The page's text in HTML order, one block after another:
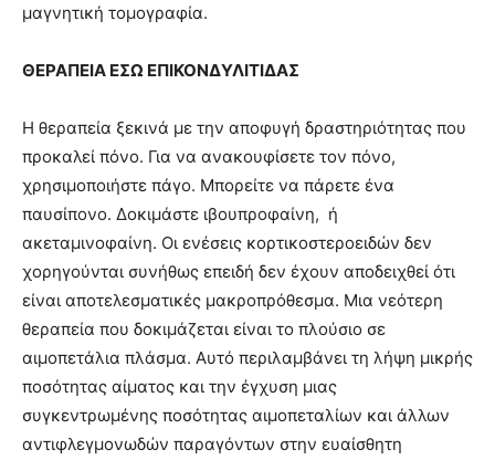
μαγνητική τομογραφία.
ΘΕΡΑΠΕΙΑ ΕΣΩ ΕΠΙΚΟΝΔΥΛΙΤΙΔΑΣ
Η θεραπεία ξεκινά με την αποφυγή δραστηριότητας που
προκαλεί πόνο. Για να ανακουφίσετε τον πόνο,
χρησιμοποιήστε πάγο. Μπορείτε να πάρετε ένα
παυσίπονο. Δοκιμάστε ιβουπροφαίνη, ή
ακεταμινοφαίνη. Οι ενέσεις κορτικοστεροειδών δεν
χορηγούνται συνήθως επειδή δεν έχουν αποδειχθεί ότι
είναι αποτελεσματικές μακροπρόθεσμα. Μια νεότερη
θεραπεία που δοκιμάζεται είναι το πλούσιο σε
αιμοπετάλια πλάσμα. Αυτό περιλαμβάνει τη λήψη μικρής
ποσότητας αίματος και την έγχυση μιας
συγκεντρωμένης ποσότητας αιμοπεταλίων και άλλων
αντιφλεγμονωδών παραγόντων στην ευαίσθητη